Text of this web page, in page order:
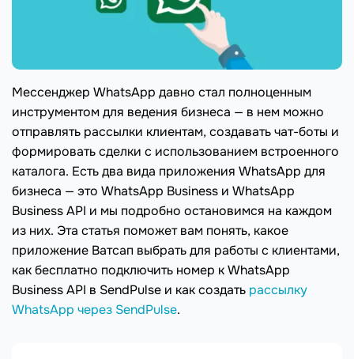
Мессенджер WhatsApp давно стал полноценным
инструментом для ведения бизнеса — в нем можно
отправлять рассылки клиентам, создавать чат-боты и
формировать сделки с использованием встроенного
каталога. Есть два вида приложения WhatsApp для
бизнеса — это WhatsApp Business и WhatsApp
Business API и мы подробно остановимся на каждом
из них. Эта статья поможет вам понять, какое
приложение Ватсап выбрать для работы с клиентами,
как бесплатно подключить номер к WhatsApp
Business API в SendPulse и как создать рассылку
WhatsApp через SendPulse.